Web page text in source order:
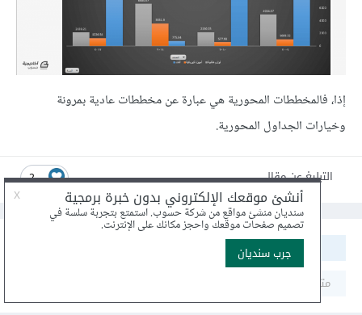
إذا، فالمخططات المحورية هي عبارة عن مخططات عادية بمرونة
وخيارات الجداول المحورية.
2 التبليغ عن مقال
متابعون